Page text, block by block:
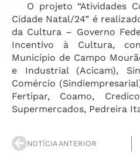
O projeto “Atividades
Cidade Natal/24” é
da Cultura – Governo
Incentivo à Cultura,
Município de Campo
e Industrial (Acicam),
Comércio
Fertipar, Coamo,
Supermercados, Pedreira
NOTÍCIA ANTERIOR